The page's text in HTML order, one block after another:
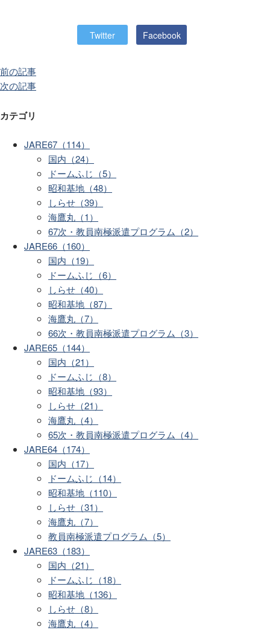
Twitter Facebook
前の記事
次の記事
カテゴリ
JARE67（114）
国内（24）
ドームふじ（5）
昭和基地（48）
しらせ（39）
海鷹丸（1）
67次・教員南極派遣プログラム（2）
JARE66（160）
国内（19）
ドームふじ（6）
しらせ（40）
昭和基地（87）
海鷹丸（7）
66次・教員南極派遣プログラム（3）
JARE65（144）
国内（21）
ドームふじ（8）
昭和基地（93）
しらせ（21）
海鷹丸（4）
65次・教員南極派遣プログラム（4）
JARE64（174）
国内（17）
ドームふじ（14）
昭和基地（110）
しらせ（31）
海鷹丸（7）
教員南極派遣プログラム（5）
JARE63（183）
国内（21）
ドームふじ（18）
昭和基地（136）
しらせ（8）
海鷹丸（4）